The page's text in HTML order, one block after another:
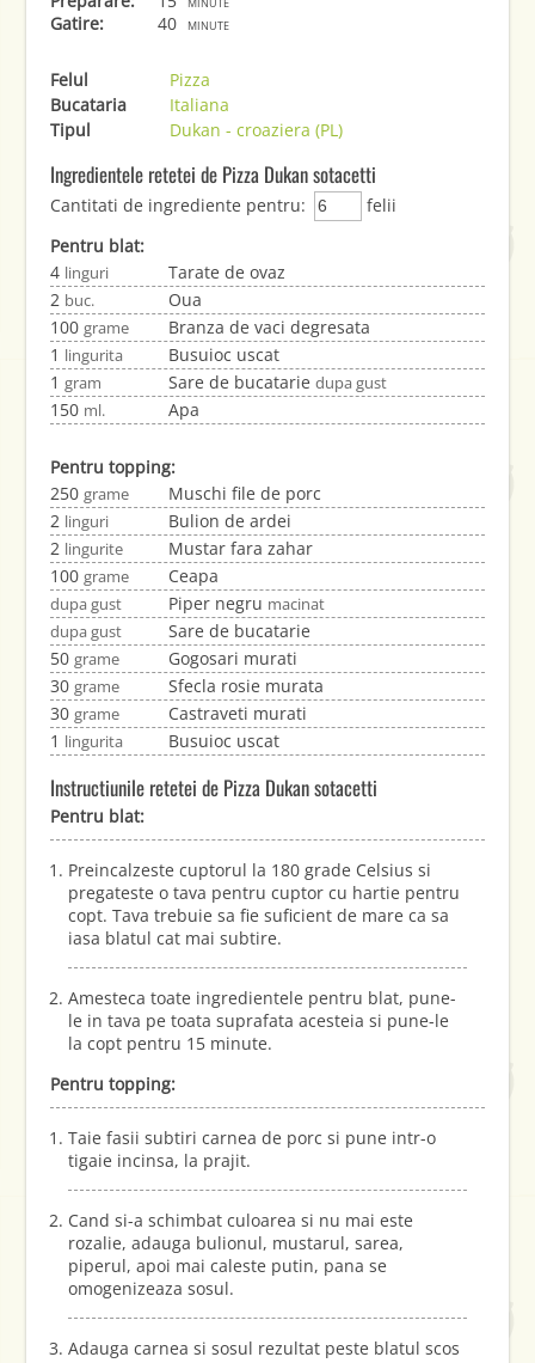
Gatire: 40 minute
Felul
Pizza
Bucataria
Italiana
Tipul
Dukan - croaziera (PL)
Ingredientele retetei de Pizza Dukan sotacetti
Cantitati de ingrediente pentru:
felii
Pentru blat:
4 linguri
Tarate de ovaz
2 buc.
Oua
100 grame
Branza de vaci degresata
1 lingurita
Busuioc uscat
1 gram Sare de bucatarie dupa gust
150 ml. Apa
Pentru topping:
250 grame
Muschi file de porc
2 linguri
Bulion de ardei
2 lingurite
Mustar fara zahar
100 grame Ceapa
dupa gust Piper negru macinat
dupa gust
Sare de bucatarie
50 grame
Gogosari murati
30 grame
Sfecla rosie murata
30 grame
Castraveti murati
1 lingurita Busuioc uscat
Instructiunile retetei de Pizza Dukan sotacetti
Pentru blat:
Preincalzeste cuptorul la 180 grade Celsius si
pregateste o tava pentru cuptor cu hartie pentru
copt. Tava trebuie sa fie suficient de mare ca sa
iasa blatul cat mai subtire.
Amesteca toate ingredientele pentru blat, pune-
le in tava pe toata suprafata acesteia si pune-le
la copt pentru 15 minute.
Pentru topping:
Taie fasii subtiri carnea de porc si pune intr-o
tigaie incinsa, la prajit.
Cand si-a schimbat culoarea si nu mai este
rozalie, adauga bulionul, mustarul, sarea,
piperul, apoi mai caleste putin, pana se
omogenizeaza sosul.
Adauga carnea si sosul rezultat peste blatul scos